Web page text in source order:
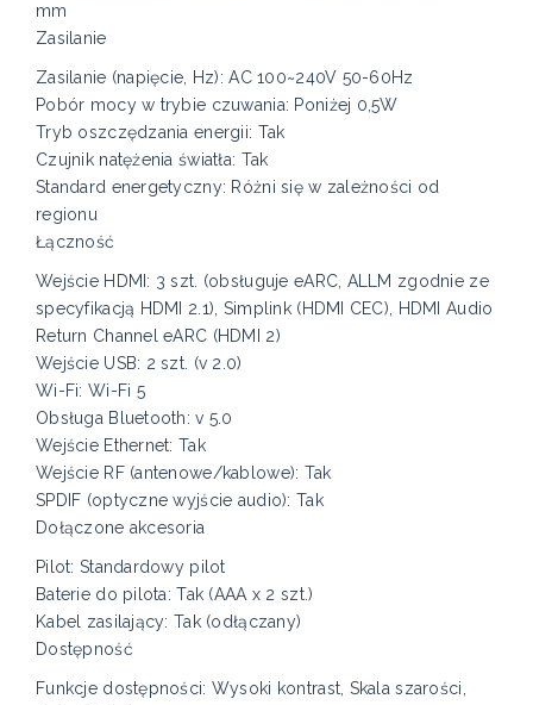
mm
Zasilanie
Zasilanie (napięcie, Hz): AC 100~240V 50-60Hz
Pobór mocy w trybie czuwania: Poniżej 0,5W
Tryb oszczędzania energii: Tak
Czujnik natężenia światła: Tak
Standard energetyczny: Różni się w zależności od
regionu
Łączność
Wejście HDMI: 3 szt. (obsługuje eARC, ALLM zgodnie ze
specyfikacją HDMI 2.1), Simplink (HDMI CEC), HDMI Audio
Return Channel eARC (HDMI 2)
Wejście USB: 2 szt. (v 2.0)
Wi-Fi: Wi-Fi 5
Obsługa Bluetooth: v 5.0
Wejście Ethernet: Tak
Wejście RF (antenowe/kablowe): Tak
SPDIF (optyczne wyjście audio): Tak
Dołączone akcesoria
Pilot: Standardowy pilot
Baterie do pilota: Tak (AAA x 2 szt.)
Kabel zasilający: Tak (odłączany)
Dostępność
Funkcje dostępności: Wysoki kontrast, Skala szarości,